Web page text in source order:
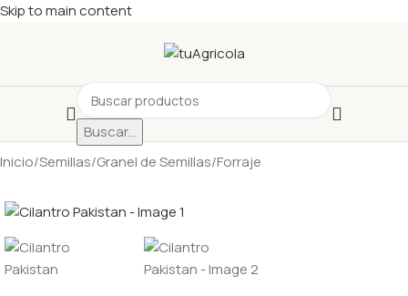
Skip to main content
Buscar...
Inicio/Semillas/Granel de Semillas/Forraje